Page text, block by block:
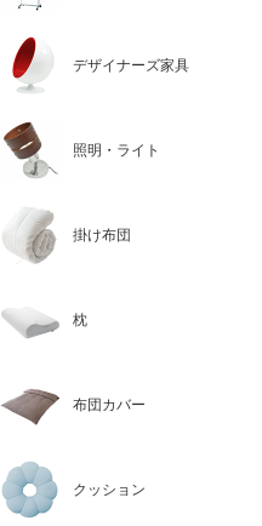
デザイナーズ家具
照明・ライト
掛け布団
枕
布団カバー
クッション